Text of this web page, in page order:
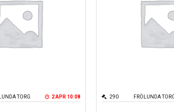
TORG 2 APR 10:08 FRÖLUNDA
290